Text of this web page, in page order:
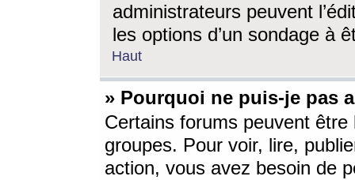
administrateurs peuvent
les options d’un sondage à
Haut
» Pourquoi ne puis-je pas
Certains forums peuvent être
groupes. Pour voir, lire,
action, vous avez besoin de